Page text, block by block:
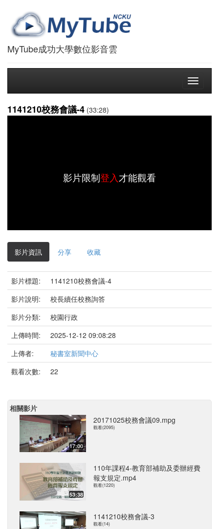
MyTube成功大學數位影音雲
Toggle
1141210校務會議-4 (33:28)
影片限制登入才能觀看
影片資訊 分享 收藏
影片標題:
1141210校務會議-4
影片說明:
校長續任校務詢答
影片分類:
校園行政
上傳時間:
2025-12-12 09:08:28
上傳者:
秘書室新聞中心
觀看次數:
22
相關影片
17:00
20171025校務會議09.mpg
觀看(2095)
53:38
110年課程4-教育部補助及委辦經費
報支規定.mp4
觀看(1220)
1141210校務會議-3
觀看(14)